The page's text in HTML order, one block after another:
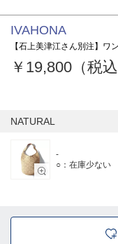
IVAHONA
【石上美津江さん別注】ワ
￥19,800（税込
NATURAL
-
○：在庫少ない